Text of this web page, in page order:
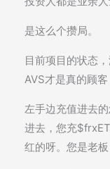
是这么个攒局。
目前项目的状态
AVS才是真的顾客
左手边充值进去
进去，您充
红的呀。您是老板